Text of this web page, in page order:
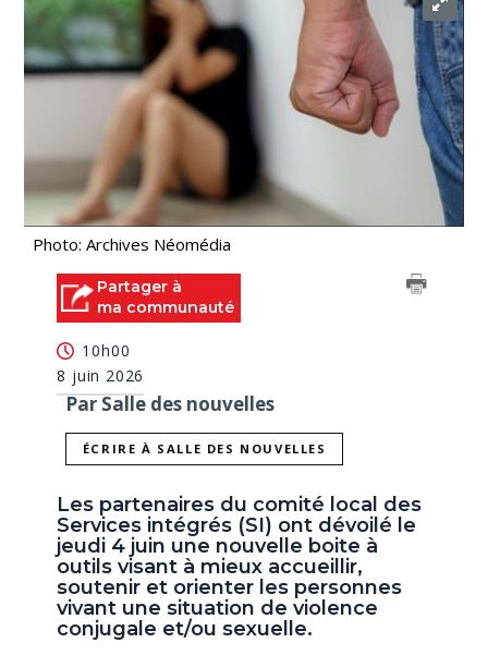
Photo: Archives Néomédia
Partager à
ma communauté
10h00
8 juin 2026
Par Salle des nouvelles
ÉCRIRE À SALLE DES NOUVELLES
Les partenaires du comité local des
Services intégrés (SI) ont dévoilé le
jeudi 4 juin une nouvelle boite à
outils visant à mieux accueillir,
soutenir et orienter les personnes
vivant une situation de violence
conjugale et/ou sexuelle.